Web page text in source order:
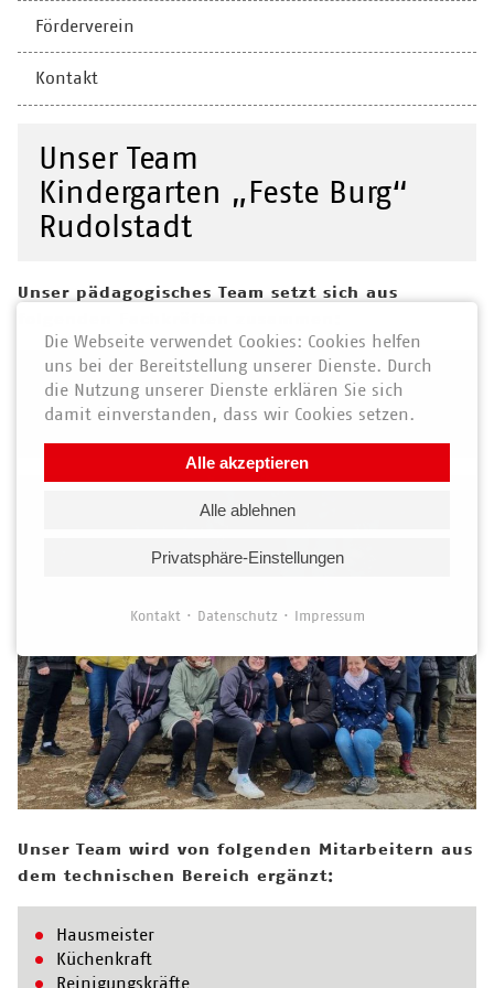
Förderverein
Kontakt
Unser Team
Kindergarten „Feste Burg“
Rudolstadt
Unser pädagogisches Team setzt sich aus
staatlich anerkannte Erzieher
Sozialpädagogen
Heilerziehungspfleger
Unser Team wird von folgenden Mitarbeitern aus
dem technischen Bereich ergänzt:
Hausmeister
Küchenkraft
Reinigungskräfte
Die Webseite verwendet Cookies: Cookies helfen
uns bei der Bereitstellung unserer Dienste. Durch
die Nutzung unserer Dienste erklären Sie sich
damit einverstanden, dass wir Cookies setzen.
Alle akzeptieren
Alle ablehnen
Privatsphäre-Einstellungen
Kontakt Datenschutz Impressum